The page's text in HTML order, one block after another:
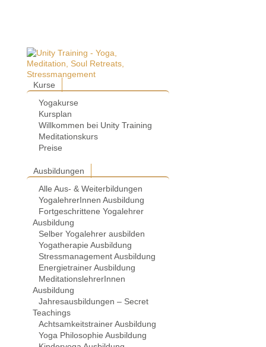
Kurse
Yogakurse
Kursplan
Willkommen bei Unity Training
Meditationskurs
Preise
Ausbildungen
Alle Aus- & Weiterbildungen
YogalehrerInnen Ausbildung
Fortgeschrittene Yogalehrer
Ausbildung
Selber Yogalehrer ausbilden
Yogatherapie Ausbildung
Stressmanagement Ausbildung
Energietrainer Ausbildung
MeditationslehrerInnen
Ausbildung
Jahresausbildungen – Secret
Teachings
Achtsamkeitstrainer Ausbildung
Yoga Philosophie Ausbildung